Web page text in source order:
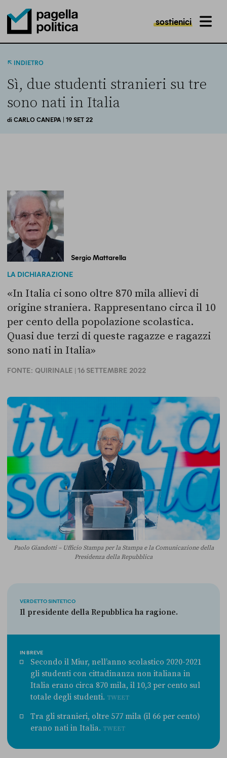
Pagella Politica Logo
sostienici MENU
INDIETRO
Sì, due studenti stranieri su tre
sono nati in Italia
diCARLO CANEPA | 19 SET 22
Sergio Mattarella
LA DICHIARAZIONE
«In Italia ci sono oltre 870 mila allievi di
origine straniera. Rappresentano circa il 10
per cento della popolazione scolastica.
Quasi due terzi di queste ragazze e ragazzi
sono nati in Italia»
FONTE: QUIRINALE | 16 SETTEMBRE 2022
Paolo Giandotti – Ufficio Stampa per la Stampa e la Comunicazione della
Presidenza della Repubblica
VERDETTO SINTETICO
Il presidente della Repubblica ha ragione.
IN BREVE
Secondo il Miur, nell’anno scolastico 2020-2021
gli studenti con cittadinanza non italiana in
Italia erano circa 870 mila, il 10,3 per cento sul
totale degli studenti. TWEET
Tra gli stranieri, oltre 577 mila (il 66 per cento)
erano nati in Italia. TWEET